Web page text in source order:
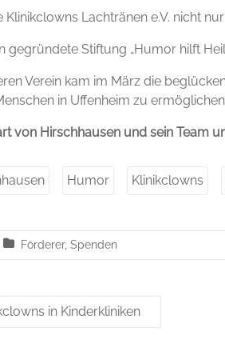
Klinikclowns Lachtränen e.V. nicht
gegründete Stiftung „Humor hilft
Verein kam im März die
in Uffenheim zu
von Hirschhausen und sein Team
Humor Klinikclowns
Förderer, Spenden
in Kinderkliniken